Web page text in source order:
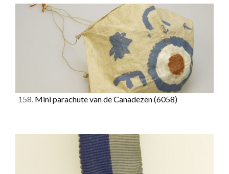
158. Mini parachute van de Canadezen(6058)